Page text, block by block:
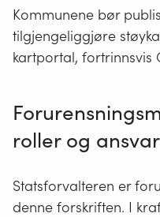
Kommunene bør
tilgjengeliggjøre
kartportal, fortrinnsvis
roller og ansvar
Statsforvalteren er
denne forskriften. I